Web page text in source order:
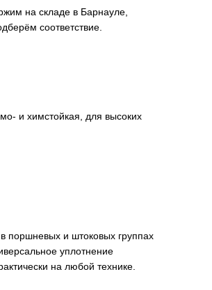
на складе в Барнауле,
соответствие.
и химстойкая, для высоких
поршневых и штоковых группах
уплотнение
на любой технике.